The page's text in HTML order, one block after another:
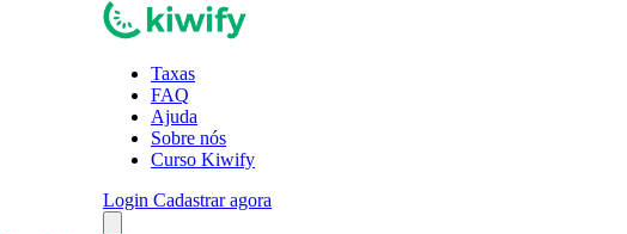
Taxas
FAQ
Ajuda
Sobre nós
Curso Kiwify
Login Cadastrar agora